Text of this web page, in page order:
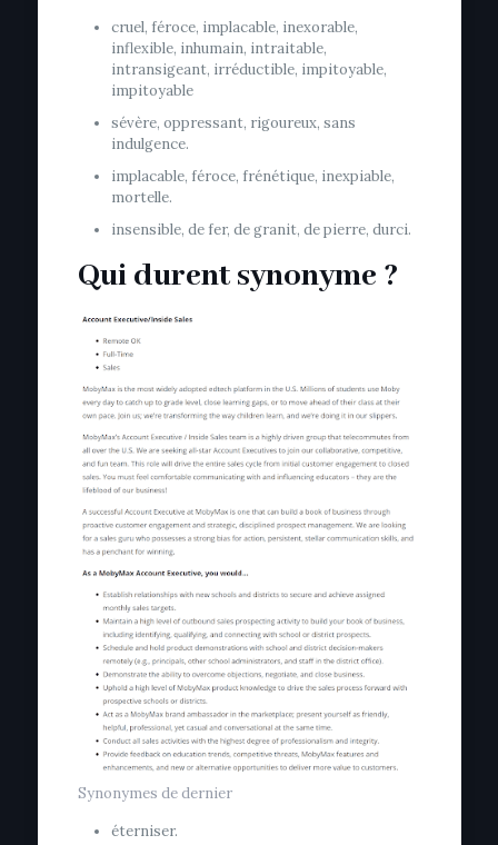
cruel, féroce, implacable, inexorable,
inflexible, inhumain, intraitable,
intransigeant, irréductible, impitoyable,
impitoyable
sévère, oppressant, rigoureux, sans
indulgence.
implacable, féroce, frénétique, inexpiable,
mortelle.
insensible, de fer, de granit, de pierre, durci.
Qui durent synonyme ?
Synonymes de dernier
éterniser.